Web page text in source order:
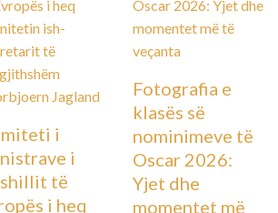
i
i
të
i heq
Fotografia e
klasës së
nominimeve të
Oscar 2026:
Yjet dhe
momentet më